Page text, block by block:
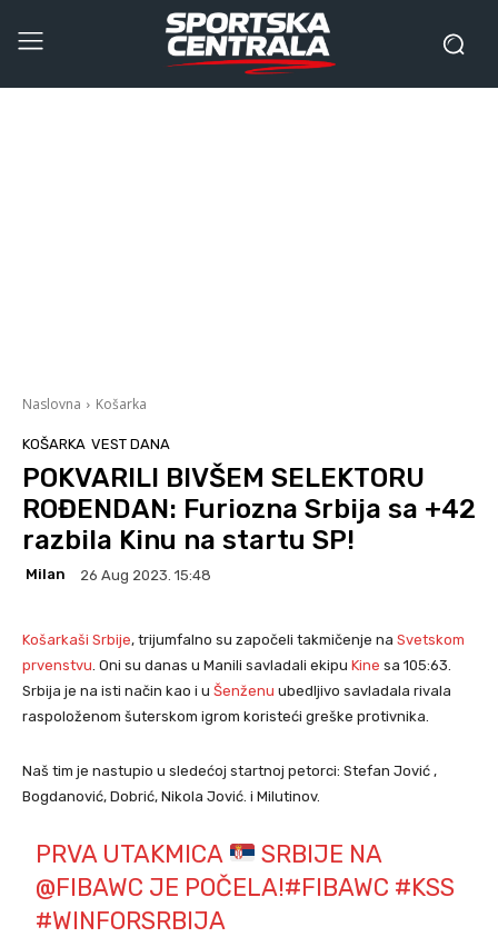
Naslovna Košarka
KOŠARKA VEST DANA
POKVARILI BIVŠEM SELEKTORU
ROĐENDAN: Furiozna Srbija sa +42
razbila Kinu na startu SP!
Milan 26 Aug 2023. 15:48
Košarkaši Srbije, trijumfalno su započeli takmičenje na Svetskom
prvenstvu . Oni su danas u Manili savladali ekipu Kine sa 105:63.
Srbija je na isti način kao i u Šenženu ubedljivo savladala rivala
raspoloženom šuterskom igrom koristeći greške protivnika.
Naš tim je nastupio u sledećoj startnoj petorci: Stefan Jović ,
Bogdanović, Dobrić, Nikola Jović. i Milutinov.
PRVA UTAKMICA
SRBIJE NA
@FIBAWC JE POČELA!#FIBAWC #KSS
#WINFORSRBIJA